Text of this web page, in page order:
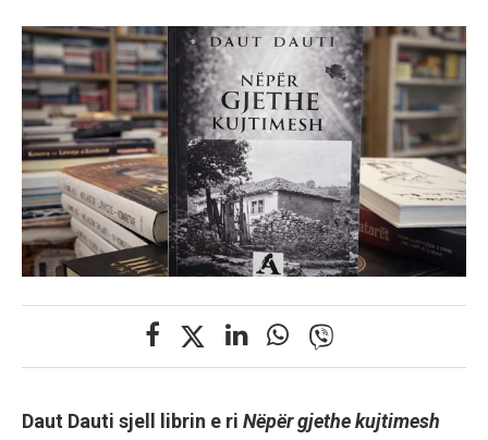
Daut Dauti sjell librin e ri Nëpër gjethe kujtimesh